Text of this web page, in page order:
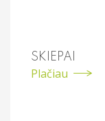
SKIEPAI
Plačiau